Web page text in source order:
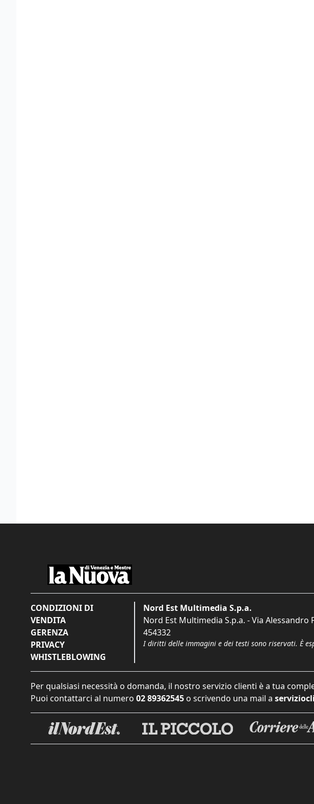
CONDIZIONI DI
VENDITA
GERENZA
PRIVACY
WHISTLEBLOWING
Nord Est Multimedia S.p.a.
Nord Est Multimedia S.p.a. - Via Alessandro
454332
I diritti delle immagini e dei testi sono riservati. È
Per qualsiasi necessità o domanda, il nostro servizio clienti è a tua
Puoi contattarci al numero 02 89362545 o scrivendo una mail a